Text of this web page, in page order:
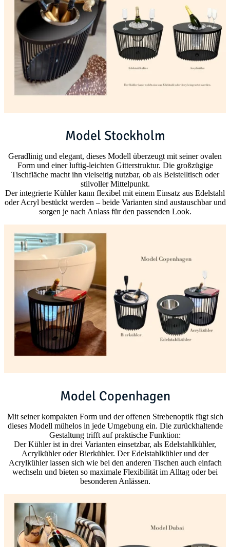
Model Stockholm
Geradlinig und elegant, dieses Modell überzeugt mit seiner ovalen
Form und einer luftig-leichten Gitterstruktur. Die großzügige
Tischfläche macht ihn vielseitig nutzbar, ob als Beistelltisch oder
stilvoller Mittelpunkt.
Der integrierte Kühler kann flexibel mit einem Einsatz aus Edelstahl
oder Acryl bestückt werden – beide Varianten sind austauschbar und
sorgen je nach Anlass für den passenden Look.
Model Copenhagen
Mit seiner kompakten Form und der offenen Strebenoptik fügt sich
dieses Modell mühelos in jede Umgebung ein. Die zurückhaltende
Gestaltung trifft auf praktische Funktion:
Der Kühler ist in drei Varianten einsetzbar, als Edelstahlkühler,
Acrylkühler oder Bierkühler. Der Edelstahlkühler und der
Acrylkühler lassen sich wie bei den anderen Tischen auch einfach
wechseln und bieten so maximale Flexibilität im Alltag oder bei
besonderen Anlässen.